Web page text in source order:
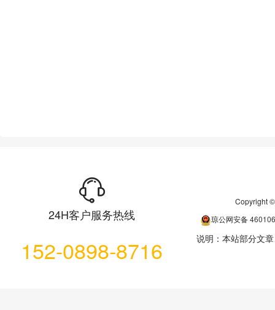
24H客户服务热线
152-0898-8716
Copyright
琼公网安备
说明：本站部分文